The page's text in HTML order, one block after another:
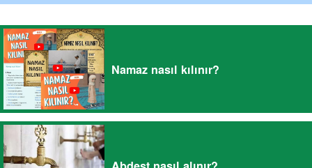
Namaz nasıl kılınır?